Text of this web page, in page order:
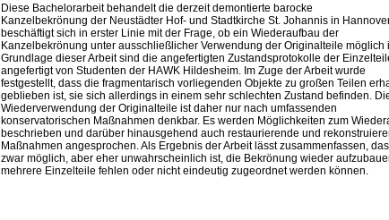
Diese Bachelorarbeit behandelt die derzeit demontierte barocke
Kanzelbekrönung der Neustädter Hof- und Stadtkirche St. Johannis in
beschäftigt sich in erster Linie mit der Frage, ob ein Wiederaufbau der
Kanzelbekrönung unter ausschließlicher Verwendung der Originalteile möglich
Grundlage dieser Arbeit sind die angefertigten Zustandsprotokolle der
angefertigt von Studenten der HAWK Hildesheim. Im Zuge der Arbeit wurde
festgestellt, dass die fragmentarisch vorliegenden Objekte zu großen Teilen
geblieben ist, sie sich allerdings in einem sehr schlechten Zustand befinden.
Wiederverwendung der Originalteile ist daher nur nach umfassenden
konservatorischen Maßnahmen denkbar. Es werden Möglichkeiten zum
beschrieben und darüber hinausgehend auch restaurierende und
Maßnahmen angesprochen. Als Ergebnis der Arbeit lässt zusammenfassen,
zwar möglich, aber eher unwahrscheinlich ist, die Bekrönung wieder
mehrere Einzelteile fehlen oder nicht eindeutig zugeordnet werden können.